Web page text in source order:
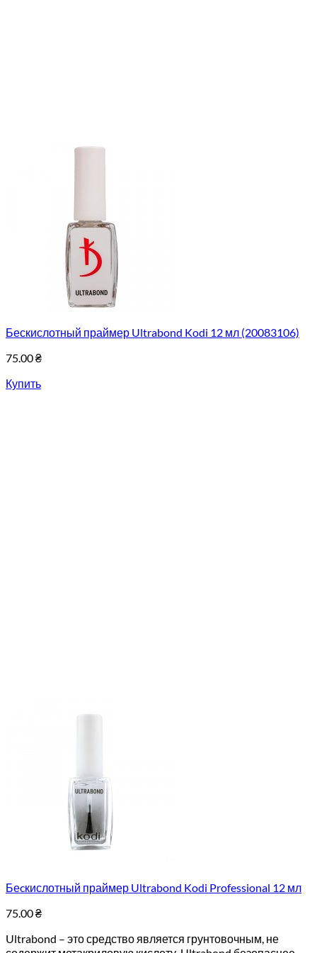
Бескислотный праймер Ultrabond Kodi 12 мл (20083106)
75.00₴
Купить
Беcкислотный праймер Ultrabond Kodi Professional 12 мл
75.00₴
Ultrabond – это средство является грунтовочным, не